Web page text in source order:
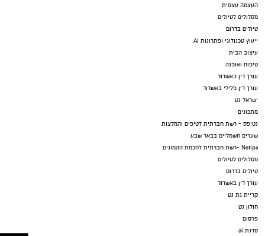
העצמה עצמית
מסלולים לטיולים
טיולים בדרום
ייעוץ טכנולוגי ופתרונות AI
עיצוב הבית
טיפוח ואופנה
עורך דין באשדוד
עורך דין פלילי באשדוד
ישראל נט
מתכונים
נטיפס - רשת חברתית לטיפים והמלצות
שערים חשמליים בבאר שבע
Netips -רשת חברתית לחכמת ההמונים
מסלולים לטיולים
טיולים בדרום
עורך דין באשדוד
קריית גת נט
חולון נט
פרסום
סדנת ai